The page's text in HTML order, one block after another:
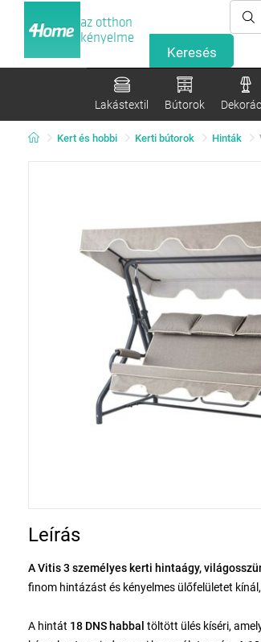
az otthon
kényelme
Lakástextil Bútorok
Kert és hobbi Kerti bútorok Hinták
Leírás
A Vitis 3 személyes kerti hintaágy,
finom hintázást és kényelmes ülőfelületet
A hintát 18 DNS habbal töltött ülés kíséri,